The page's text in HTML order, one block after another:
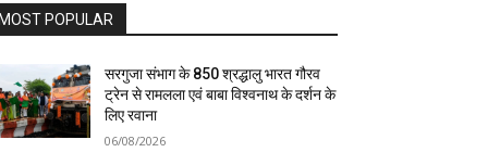
POPULAR
सरगुजा संभाग के 850 श्रद्धालु भारत गौरव
ट्रेन से रामलला एवं बाबा विश्वनाथ के दर्शन के
लिए रवाना
06/08/2026